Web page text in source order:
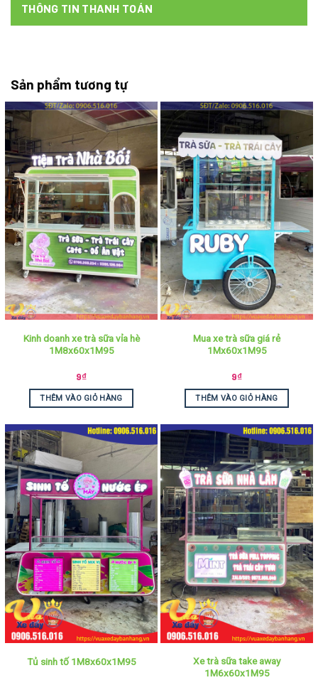
THÔNG TIN THANH TOÁN
Sản phẩm tương tự
Kinh doanh xe trà sữa vỉa hè
1M8x60x1M95
9₫
THÊM VÀO GIỎ HÀNG
Mua xe trà sữa giá rẻ
1Mx60x1M95
9₫
THÊM VÀO GIỎ HÀNG
Tủ sinh tố 1M8x60x1M95
Xe trà sữa take away
1M6x60x1M95